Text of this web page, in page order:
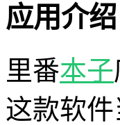
应用介绍
里番本子
这款软